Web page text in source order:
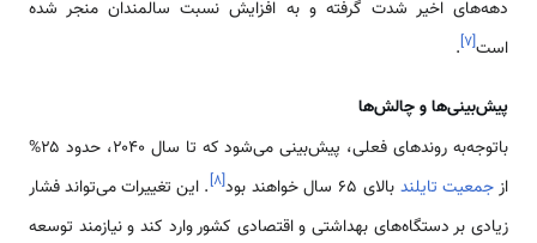
دهه‌های اخیر شدت گرفته و به افزایش نسبت سالمندان منجر شده
است[۷]
.
پیش‌بینی‌ها و چالش‌ها
باتوجه‌به روندهای فعلی، پیش‌بینی می‌شود که تا سال ۲۰۴۰، حدود ۲۵%
ازجمعیت تایلند بالای ۶۵ سال خواهند بود [۸]. این تغییرات می‌تواند فشار
زیادی بر دستگاه‌های بهداشتی و اقتصادی کشور وارد کند و نیازمند توسعه